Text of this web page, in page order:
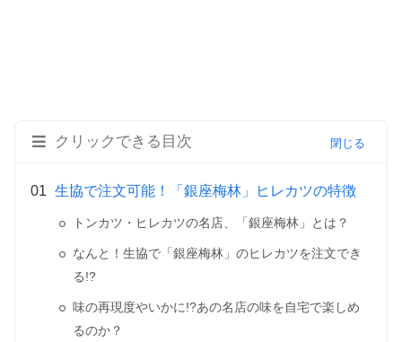
クリックできる目次
生協で注文可能！「銀座梅林」ヒレカツの特徴
トンカツ・ヒレカツの名店、「銀座梅林」とは？
なんと！生協で「銀座梅林」のヒレカツを注文でき
る!?
味の再現度やいかに!?あの名店の味を自宅で楽しめ
るのか？